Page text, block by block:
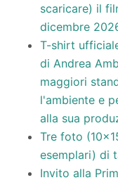
scaricare) il
dicembre
T-shirt
di Andrea
maggiori
l'ambiente e
alla sua
Tre foto
esemplari) di
Invito alla